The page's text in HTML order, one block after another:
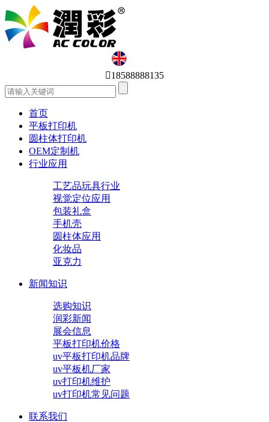
English
18588888135
首页
平板打印机
圆柱体打印机
OEM定制机
行业应用
工艺品玩具行业
视觉定位应用
包装礼盒
手机壳
圆柱体应用
化妆品
亚克力
新闻知识
选购知识
润彩新闻
展会信息
平板打印机价格
uv平板打印机品牌
uv平板机厂家
uv打印机维护
uv打印机常见问题
联系我们